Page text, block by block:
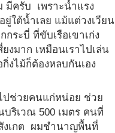
มีครับ เพราะน้ำแรง
ยู่ใต้น้ำเลย แม้แต่วงเวียน
ระบี่ ที่ขับเรือเขาเก่ง
มาก เหมือนเราไปเล่น
งไม้ก็ต้องหลบกันเอง
ปช่วยคนแก่หน่อย ช่วย
บริเวณ 500 เมตร คนที่
งเกต ผมชำนาญพื้นที่